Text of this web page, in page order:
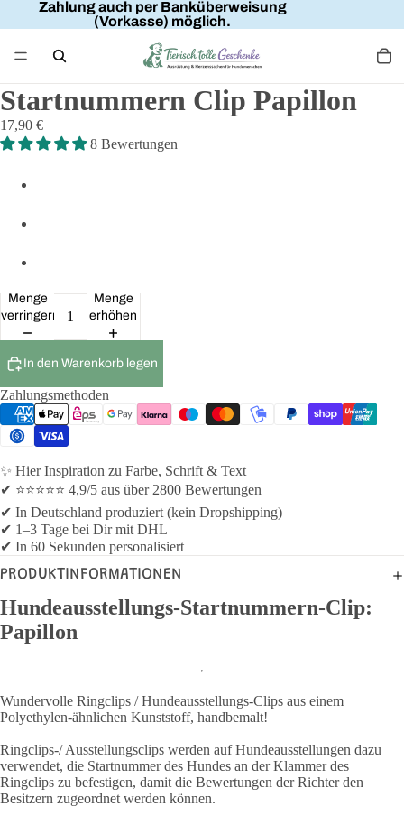
Zahlung auch per Banküberweisung
(Vorkasse) möglich.
Startnummern Clip Papillon
17,90 €
8 Bewertungen
Menge
verringern
Menge
erhöhen
In den Warenkorb legen
Zahlungsmethoden
✨ Hier Inspiration zu Farbe, Schrift & Text
✔ ⭐⭐⭐⭐⭐ 4,9/5 aus über 2800 Bewertungen
✔ In Deutschland produziert (kein Dropshipping)
✔ 1–3 Tage bei Dir mit DHL
✔ In 60 Sekunden personalisiert
PRODUKTINFORMATIONEN
Hundeausstellungs-Startnummern-Clip:
Papillon
Wundervolle Ringclips / Hundeausstellungs-Clips aus einem
Polyethylen-ähnlichen Kunststoff, handbemalt!
Ringclips-/ Ausstellungsclips werden auf Hundeausstellungen dazu
verwendet, die Startnummer des Hundes an der Klammer des
Ringclips zu befestigen, damit die Bewertungen der Richter den
Besitzern zugeordnet werden können.